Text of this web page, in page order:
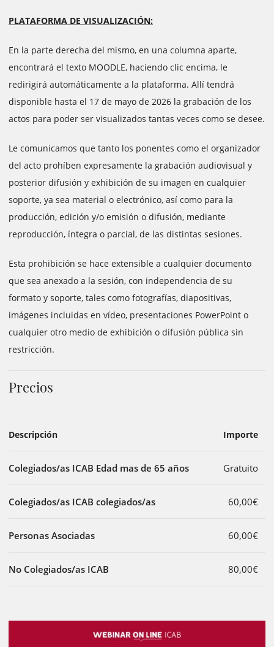
PLATAFORMA DE VISUALIZACIÓN:
En la parte derecha del mismo, en una columna aparte,
encontrará el texto MOODLE, haciendo clic encima, le
redirigirá automáticamente a la plataforma. Allí tendrá
disponible hasta el 17 de mayo de 2026 la grabación de los
actos para poder ser visualizados tantas veces como se desee.
Le comunicamos que tanto los ponentes como el organizador
del acto prohíben expresamente la grabación audiovisual y
posterior difusión y exhibición de su imagen en cualquier
soporte, ya sea material o electrónico, así como para la
producción, edición y/o emisión o difusión, mediante
reproducción, íntegra o parcial, de las distintas sesiones.
Esta prohibición se hace extensible a cualquier documento
que sea anexado a la sesión, con independencia de su
formato y soporte, tales como fotografías, diapositivas,
imágenes incluidas en vídeo, presentaciones PowerPoint o
cualquier otro medio de exhibición o difusión pública sin
restricción.
Precios
Descripción Importe
Colegiados/as ICAB Edad mas de 65 años Gratuito
Colegiados/as ICAB colegiados/as 60,00€
Personas Asociadas 60,00€
No Colegiados/as ICAB 80,00€